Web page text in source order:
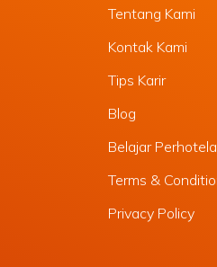
Tentang Kami
Kontak Kami
Tips Karir
Blog
Belajar
Terms &
Privacy Policy